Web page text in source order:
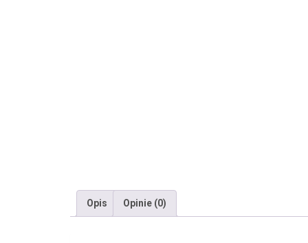
Opis Opinie (0)